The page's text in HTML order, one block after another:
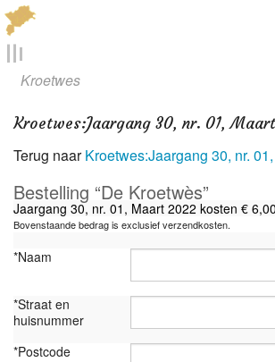
Menu
Locaties
Kaarten
Overig
Verenigingsinfo
Kroetwes
Kroetwes:Jaargang 30, nr. 01,
Terug naarKroetwes:Jaargang 30, nr.
Bestelling “De Kroetwès”
Jaargang 30, nr. 01, Maart 2022 kosten € 6,00
Bovenstaande bedrag is exclusief verzendkosten.
*Naam
*Straat en
huisnummer
*Postcode